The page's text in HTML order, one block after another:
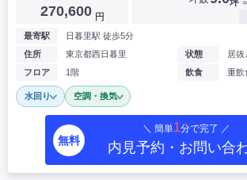
270,600 円
坪
最寄駅
日暮里駅 徒歩5分
住所
東京都西日暮里
フロア
1階
状態
居抜
飲食
重飲
水回り 空調・換気
無料
＼ 簡単1分で完了 ／
内見予約・お問い合